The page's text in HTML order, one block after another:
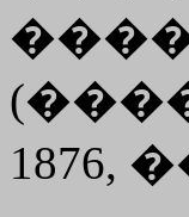
1876,